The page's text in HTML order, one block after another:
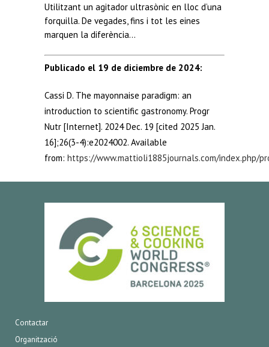
Utilitzant un agitador ultrasònic en lloc d’una
forquilla. De vegades, fins i tot les eines
marquen la diferència…
Publicado el 19 de diciembre de 2024:
Cassi D. The mayonnaise paradigm: an
introduction to scientific gastronomy. Progr
Nutr [Internet]. 2024 Dec. 19 [cited 2025 Jan.
16];26(3-4):e2024002. Available
from: https://www.mattioli1885journals.com/index.php/
Contactar
Organització